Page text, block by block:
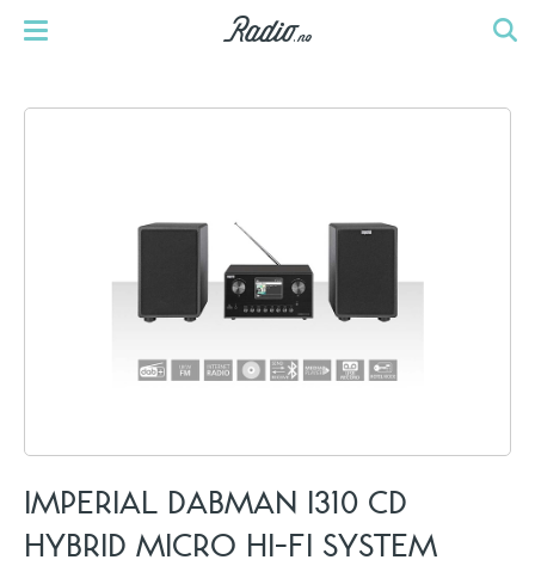
IMPERIAL DABMAN I310 CD
HYBRID MICRO HI-FI SYSTEM